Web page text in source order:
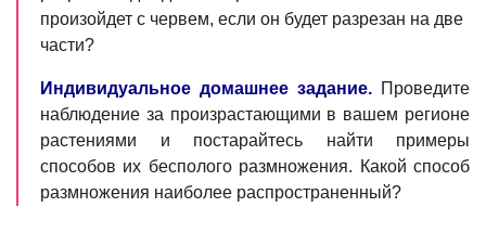
произойдет с червем, если он будет разрезан на две
части?
Индивидуальное домашнее задание. Проведите
наблюдение за произрастающими в вашем регионе
растениями и постарайтесь найти примеры
способов их бесполого размножения. Какой способ
размножения наиболее распространенный?